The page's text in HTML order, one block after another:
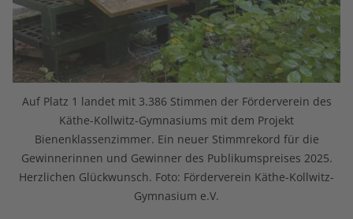
Auf Platz 1 landet mit 3.386 Stimmen der Förderverein des
Käthe-Kollwitz-Gymnasiums mit dem Projekt
Bienenklassenzimmer. Ein neuer Stimmrekord für die
Gewinnerinnen und Gewinner des Publikumspreises 2025.
Herzlichen Glückwunsch. Foto: Förderverein Käthe-Kollwitz-
Gymnasium e.V.